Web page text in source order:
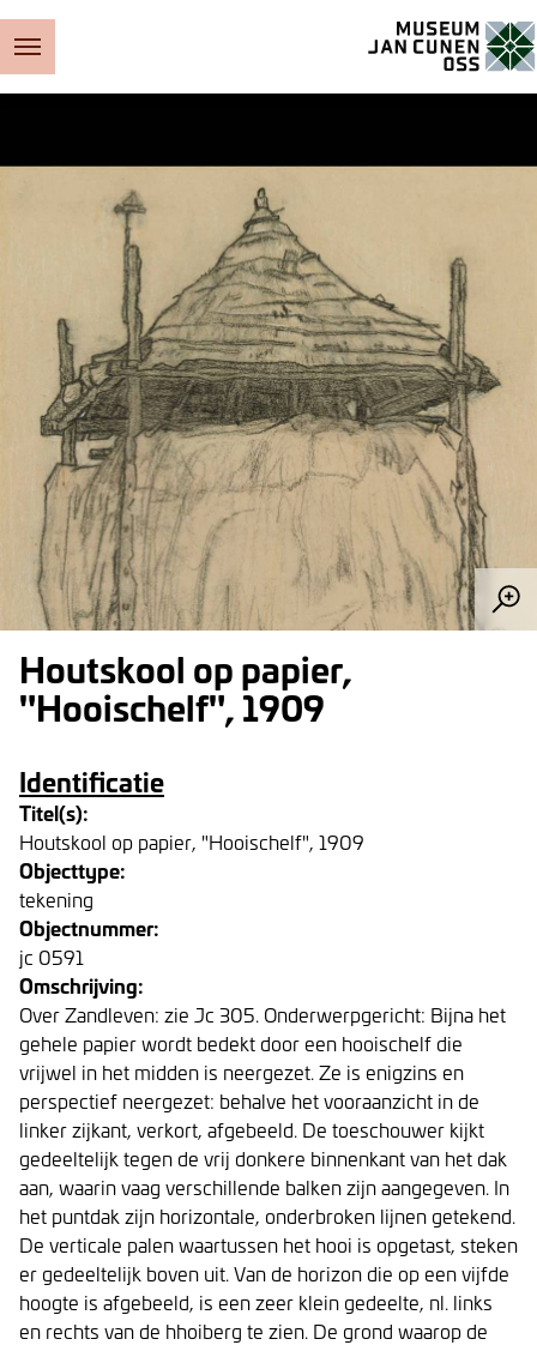
Houtskool op papier,
"Hooischelf", 1909
Identificatie
Titel(s):
Houtskool op papier, "Hooischelf", 1909
Objecttype:
tekening
Objectnummer:
jc 0591
Omschrijving:
Over Zandleven: zie Jc 305. Onderwerpgericht: Bijna het
gehele papier wordt bedekt door een hooischelf die
vrijwel in het midden is neergezet. Ze is enigzins en
perspectief neergezet: behalve het vooraanzicht in de
linker zijkant, verkort, afgebeeld. De toeschouwer kijkt
gedeeltelijk tegen de vrij donkere binnenkant van het dak
aan, waarin vaag verschillende balken zijn aangegeven. In
het puntdak zijn horizontale, onderbroken lijnen getekend.
De verticale palen waartussen het hooi is opgetast, steken
er gedeeltelijk boven uit. Van de horizon die op een vijfde
hoogte is afgebeeld, is een zeer klein gedeelte, nl. links
en rechts van de hhoiberg te zien. De grond waarop de